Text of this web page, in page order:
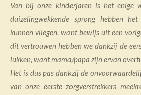
Van bij onze kinderjaren is het enige
duizelingwekkende sprong hebben
kunnen vliegen, want bewijs uit een
dit vertrouwen hebben we dankzij de
lukken, want mama/papa zijn ervan
Het is dus pas dankzij de
van onze eerste zorgverstrekkers